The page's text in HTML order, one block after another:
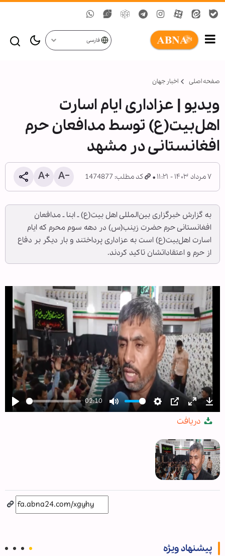
فارسی
صفحه اصلی اخبار جهان
ویدیو | عزاداری ایام اسارت
اهل‌بیت(ع) توسط مدافعان حرم
افغانستانی در مشهد
۷ مرداد ۱۴۰۳ - ۱۱:۲۱ کد مطلب: 1474877
به گزارش خبرگزاری بین‌المللی اهل بیت(ع) ـ ابنا ـ مدافعان
افغانستانی حرم حضرت زینب(س) در دهه سوم محرم که ایام
اسارت اهل‌بیت(ع) است به عزاداری پرداختند و بار دیگر بر دفاع
از حرم و اعتقاداتشان تاکید کردند.
Play
02:10
Mute Settings
PIP Enter
دریافت
پیشنهاد ویژه